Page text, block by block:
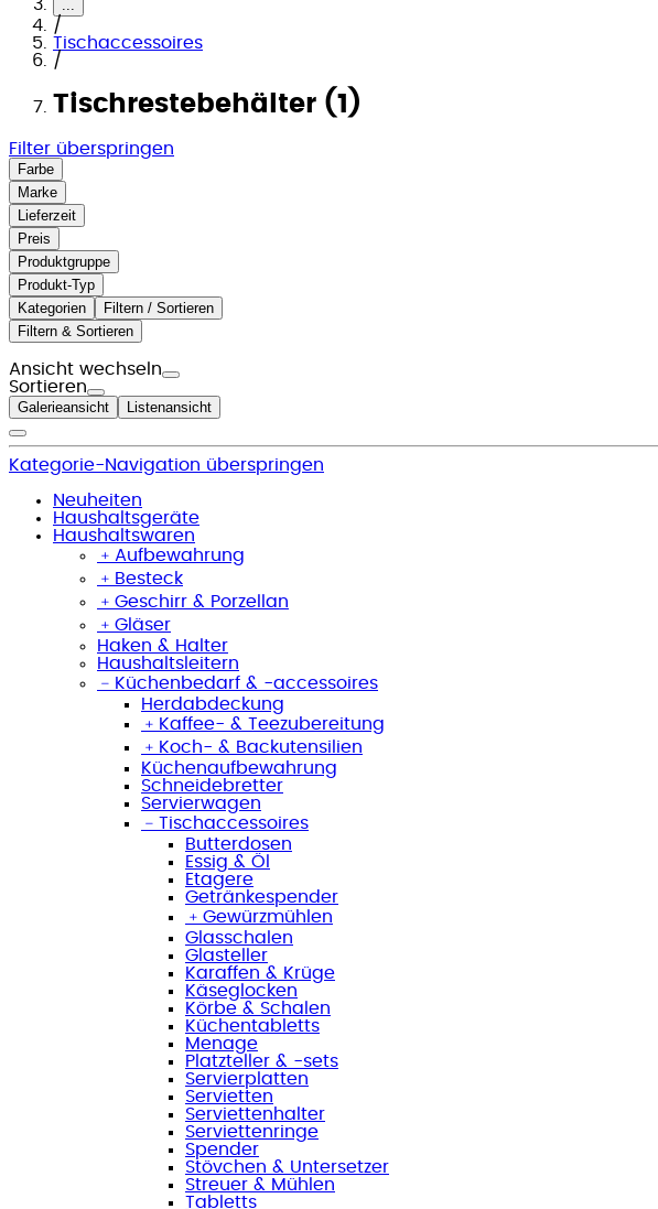
...
/
Tischaccessoires
/
Tischrestebehälter (1)
Filter überspringen
Farbe
Marke
Lieferzeit
Preis
Produktgruppe
Produkt-Typ
Kategorien
Filtern / Sortieren
Filtern & Sortieren
Ansicht wechseln
Sortieren
Galerieansicht Listenansicht
Kategorie-Navigation überspringen
Neuheiten
Haushaltsgeräte
Haushaltswaren
﹢ Aufbewahrung
﹢ Besteck
﹢ Geschirr & Porzellan
﹢ Gläser
Haken & Halter
Haushaltsleitern
﹣ Küchenbedarf & -accessoires
Herdabdeckung
﹢ Kaffee- & Teezubereitung
﹢ Koch- & Backutensilien
Küchenaufbewahrung
Schneidebretter
Servierwagen
﹣ Tischaccessoires
Butterdosen
Essig & Öl
Etagere
Getränkespender
﹢ Gewürzmühlen
Glasschalen
Glasteller
Karaffen & Krüge
Käseglocken
Körbe & Schalen
Küchentabletts
Menage
Platzteller & -sets
Servierplatten
Servietten
Serviettenhalter
Serviettenringe
Spender
Stövchen & Untersetzer
Streuer & Mühlen
Tabletts